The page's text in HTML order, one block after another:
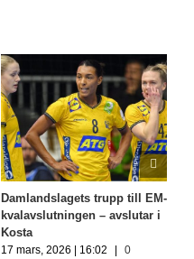
Damlandslagets trupp till EM-
kvalavslutningen – avslutar i
Kosta
17 mars, 2026 | 16:02
0